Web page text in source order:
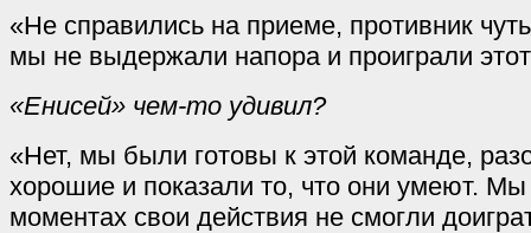
«Не справились на приеме, противник
мы не выдержали напора и проиграли
«Енисей» чем-то удивил?
«Нет, мы были готовы к этой команде,
хорошие и показали то, что они умеют. Мы
моментах свои действия не смогли